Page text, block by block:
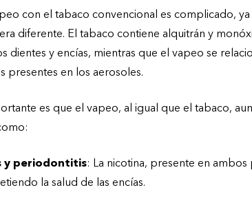
con el tabaco convencional es complicado,
diferente. El tabaco contiene alquitrán y
dientes y encías, mientras que el vapeo se
presentes en los aerosoles.
es que el vapeo, al igual que el tabaco,
y periodontitis: La nicotina, presente en
la salud de las encías.